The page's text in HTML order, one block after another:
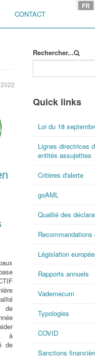
FR
CONTACT
de
à
de
Rechercher...
Quick links
Loi du 18
Lignes directrices
entités assujetties
Critères d'alerte
goAML
Qualité des
Recommandations
Législation
Rapports annuels
Vademecum
Typologies
COVID
Sanctions